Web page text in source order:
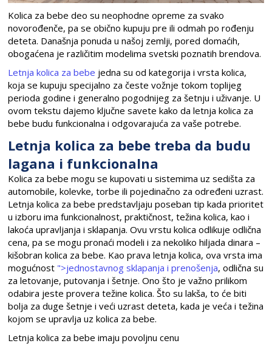
Kolica za bebe deo su neophodne opreme za svako
novorođenče, pa se obično kupuju pre ili odmah po rođenju
deteta. Današnja ponuda u našoj zemlji, pored domaćih,
obogaćena je različitim modelima svetski poznatih brendova.
Letnja kolica za bebe jedna su od kategorija i vrsta kolica,
koja se kupuju specijalno za česte vožnje tokom toplijeg
perioda godine i generalno pogodnijeg za šetnju i uživanje. U
ovom tekstu dajemo ključne savete kako da letnja kolica za
bebe budu funkcionalna i odgovarajuća za vaše potrebe.
Letnja kolica za bebe treba da budu
lagana i funkcionalna
Kolica za bebe mogu se kupovati u sistemima uz sedišta za
automobile, kolevke, torbe ili pojedinačno za određeni uzrast.
Letnja kolica za bebe predstavljaju poseban tip kada prioritet
u izboru ima funkcionalnost, praktičnost, težina kolica, kao i
lakoća upravljanja i sklapanja. Ovu vrstu kolica odlikuje odlična
cena, pa se mogu pronaći modeli i za nekoliko hiljada dinara –
kišobran kolica za bebe. Kao prava letnja kolica, ova vrsta ima
mogućnost ">jednostavnog sklapanja i prenošenja, odlična su
za letovanje, putovanja i šetnje. Ono što je važno prilikom
odabira jeste provera težine kolica. Što su lakša, to će biti
bolja za duge šetnje i veći uzrast deteta, kada je veća i težina
kojom se upravlja uz kolica za bebe.
Letnja kolica za bebe imaju povoljnu cenu